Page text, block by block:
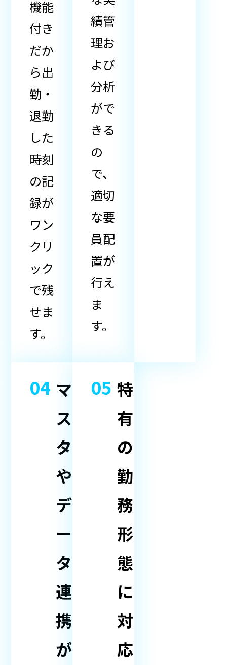
機能
付き
だか
ら出
勤・
退勤
した
時刻
の記
録が
ワン
クリ
ック
で残
せま
す。
績管
理お
よび
分析
がで
きる
の
で、
適切
な要
員配
置が
行え
ま
す。
04 マ
ス
タ
や
デ
ー
タ
連
携
が
05 特
有
の
勤
務
形
態
に
対
応